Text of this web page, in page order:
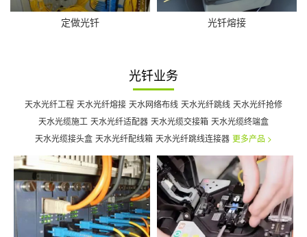
定做光钎 光钎熔接
光钎业务
天水光纤工程 天水光纤熔接 天水网络布线 天水光纤跳线 天水光纤抢修
天水光缆施工 天水光纤适配器 天水光缆交接箱 天水光缆终端盒
天水光缆接头盒 天水光纤配线箱 天水光纤跳线连接器 更多产品 >